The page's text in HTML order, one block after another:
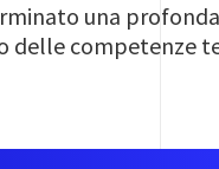
una profonda
delle competenze